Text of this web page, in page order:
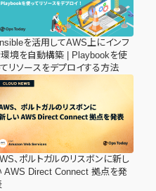
を活用してAWS上にインフ
環境を自動構築 | Playbookを使
てリソースをデプロイする方法
、ポルトガルのリスボンに新し
AWS Direct Connect 拠点を発